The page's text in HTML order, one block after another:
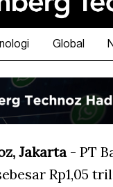
Global
Jakarta- PT
Rp1,05